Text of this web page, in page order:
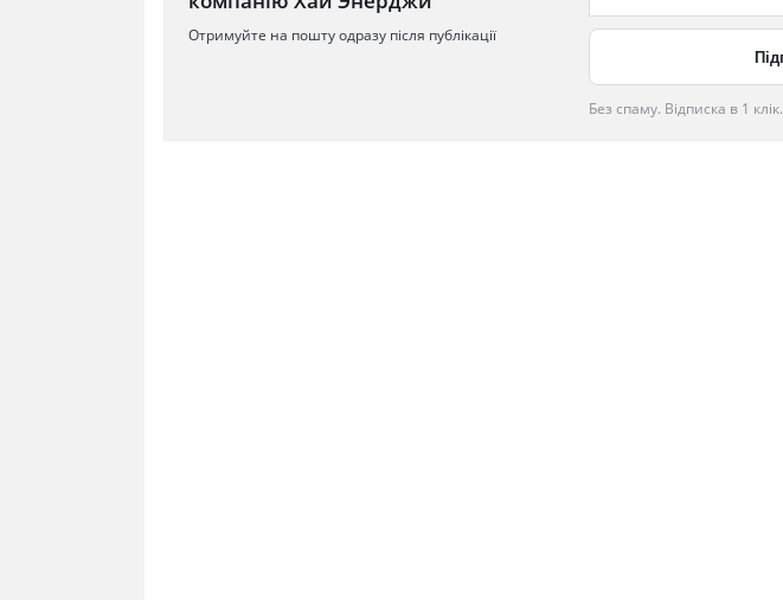
Отримуйте на пошту одразу після публікації
Без спаму. Відписка в 1 клік.